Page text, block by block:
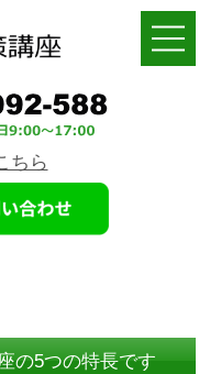
ちら
の5つの特長です